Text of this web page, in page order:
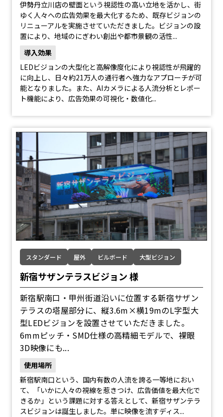
伊勢丹立川店の壁面という視認性の高い立地を活かし、街
ゆく人々への広告効果を最大化するため、既存ビジョンの
リニューアルを実施させていただきました。ビジョンの設
置により、地域のにぎわい創出や都市景観の活性...
導入効果
LEDビジョンの大型化と高解像度化により視認性が飛躍的
に向上し、日々約21万人の通行者へ強力なアプローチが可
能となりました。また、AIカメラによる人流分析とレポー
ト機能により、広告効果の可視化・数値化...
スタンダード 屋外 ビルボード 大型ビジョン
新宿サザンテラスビジョン 様
新宿駅南口・甲州街道沿いに位置する新宿サザン
テラスの塔屋部分に、縦3.6m×横19mのL字型大
型LEDビジョンを設置させていただきました。
6mmピッチ・SMD仕様の高精細モデルで、裸眼
3D映像にも...
使用場所
新宿駅南口という、国内有数の人流を誇る一等地におい
て、「いかに人々の視線を惹きつけ、広告価値を最大化で
きるか」という課題に対する答えとして、新宿サザンテラ
スビジョンは誕生しました。単に映像を流すディス...